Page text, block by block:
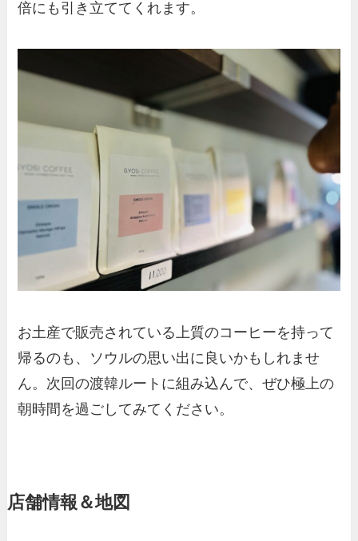
倍にも引き立ててくれます。
お土産で販売されている上質のコーヒーを持って
帰るのも、ソウルの思い出に良いかもしれませ
ん。次回の渡韓ルートに組み込んで、ぜひ極上の
朝時間を過ごしてみてください。
店舗情報＆地図